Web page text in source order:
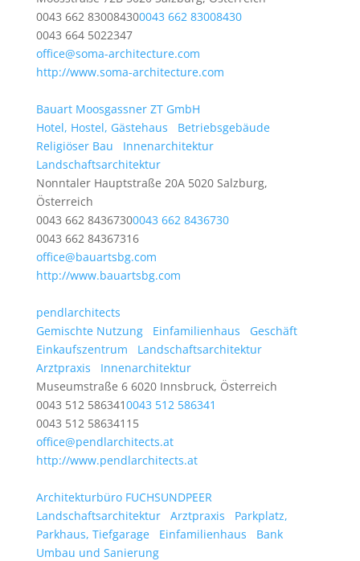
0043 662 830084300043 662 83008430
0043 664 5022347
office@soma-architecture.com
http://www.soma-architecture.com
Bauart Moosgassner ZT GmbH
Hotel, Hostel, Gästehaus
Betriebsgebäude
Religiöser Bau
Innenarchitektur
Landschaftsarchitektur
Nonntaler Hauptstraße 20A 5020 Salzburg,
Österreich
0043 662 84367300043 662 8436730
0043 662 84367316
office@bauartsbg.com
http://www.bauartsbg.com
pendlarchitects
Gemischte Nutzung
Einfamilienhaus
Geschäft
Einkaufszentrum
Landschaftsarchitektur
Arztpraxis
Innenarchitektur
Museumstraße 6 6020 Innsbruck, Österreich
0043 512 5863410043 512 586341
0043 512 58634115
office@pendlarchitects.at
http://www.pendlarchitects.at
Architekturbüro FUCHSUNDPEER
Landschaftsarchitektur
Arztpraxis
Parkplatz,
Parkhaus, Tiefgarage
Einfamilienhaus
Bank
Umbau und Sanierung